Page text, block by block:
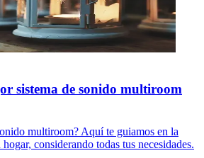
sistema de sonido multiroom
multiroom? Aquí te guiamos en la
considerando todas tus necesidades.